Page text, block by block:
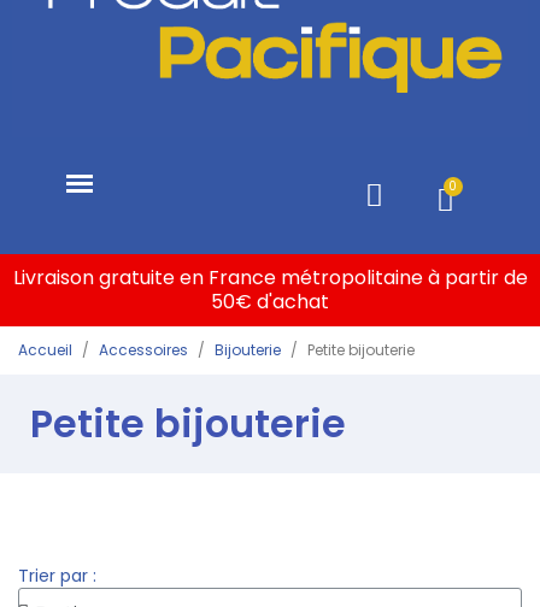
Livraison gratuite en France métropolitaine à partir de
50€ d'achat
Accueil Accessoires Bijouterie Petite bijouterie
Petite bijouterie
Trier par :